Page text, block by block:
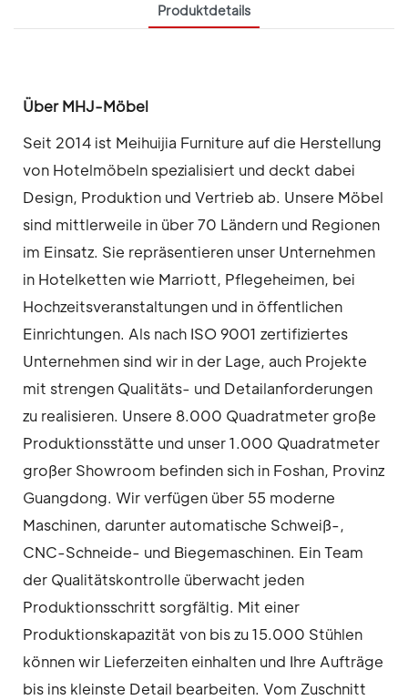
Produktdetails
Über MHJ-Möbel
Seit 2014 ist Meihuijia Furniture auf die Herstellung
von Hotelmöbeln spezialisiert und deckt dabei
Design, Produktion und Vertrieb ab. Unsere Möbel
sind mittlerweile in über 70 Ländern und Regionen
im Einsatz. Sie repräsentieren unser Unternehmen
in Hotelketten wie Marriott, Pflegeheimen, bei
Hochzeitsveranstaltungen und in öffentlichen
Einrichtungen. Als nach ISO 9001 zertifiziertes
Unternehmen sind wir in der Lage, auch Projekte
mit strengen Qualitäts- und Detailanforderungen
zu realisieren. Unsere 8.000 Quadratmeter große
Produktionsstätte und unser 1.000 Quadratmeter
großer Showroom befinden sich in Foshan, Provinz
Guangdong. Wir verfügen über 55 moderne
Maschinen, darunter automatische Schweiß-,
CNC-Schneide- und Biegemaschinen. Ein Team
der Qualitätskontrolle überwacht jeden
Produktionsschritt sorgfältig. Mit einer
Produktionskapazität von bis zu 15.000 Stühlen
können wir Lieferzeiten einhalten und Ihre Aufträge
bis ins kleinste Detail bearbeiten. Vom Zuschnitt